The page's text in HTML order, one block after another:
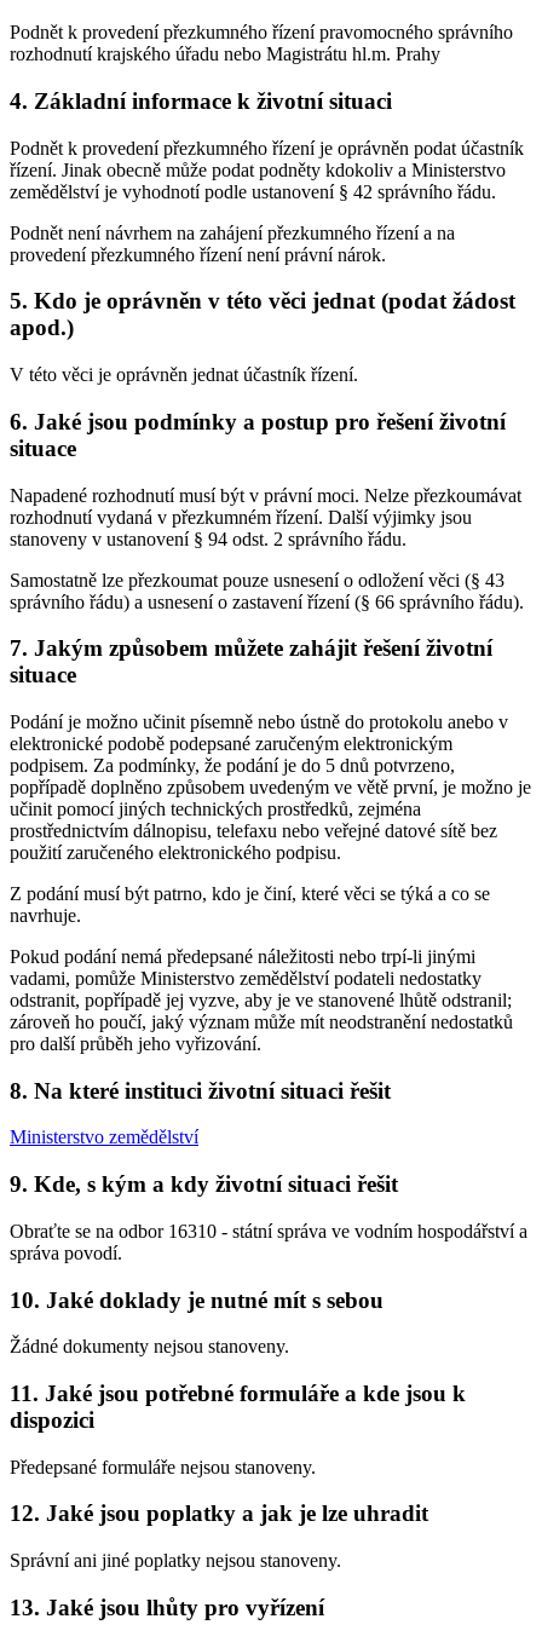
Podnět k provedení přezkumného řízení pravomocného správního
rozhodnutí krajského úřadu nebo Magistrátu hl.m. Prahy
4. Základní informace k životní situaci
Podnět k provedení přezkumného řízení je oprávněn podat účastník
řízení. Jinak obecně může podat podněty kdokoliv a Ministerstvo
zemědělství je vyhodnotí podle ustanovení § 42 správního řádu.
Podnět není návrhem na zahájení přezkumného řízení a na
provedení přezkumného řízení není právní nárok.
5. Kdo je oprávněn v této věci jednat (podat žádost
apod.)
V této věci je oprávněn jednat účastník řízení.
6. Jaké jsou podmínky a postup pro řešení životní
situace
Napadené rozhodnutí musí být v právní moci. Nelze přezkoumávat
rozhodnutí vydaná v přezkumném řízení. Další výjimky jsou
stanoveny v ustanovení § 94 odst. 2 správního řádu.
Samostatně lze přezkoumat pouze usnesení o odložení věci (§ 43
správního řádu) a usnesení o zastavení řízení (§ 66 správního řádu).
7. Jakým způsobem můžete zahájit řešení životní
situace
Podání je možno učinit písemně nebo ústně do protokolu anebo v
elektronické podobě podepsané zaručeným elektronickým
podpisem. Za podmínky, že podání je do 5 dnů potvrzeno,
popřípadě doplněno způsobem uvedeným ve větě první, je možno je
učinit pomocí jiných technických prostředků, zejména
prostřednictvím dálnopisu, telefaxu nebo veřejné datové sítě bez
použití zaručeného elektronického podpisu.
Z podání musí být patrno, kdo je činí, které věci se týká a co se
navrhuje.
Pokud podání nemá předepsané náležitosti nebo trpí-li jinými
vadami, pomůže Ministerstvo zemědělství podateli nedostatky
odstranit, popřípadě jej vyzve, aby je ve stanovené lhůtě odstranil;
zároveň ho poučí, jaký význam může mít neodstranění nedostatků
pro další průběh jeho vyřizování.
8. Na které instituci životní situaci řešit
Ministerstvo zemědělství
9. Kde, s kým a kdy životní situaci řešit
Obraťte se na odbor 16310 - státní správa ve vodním hospodářství a
správa povodí.
10. Jaké doklady je nutné mít s sebou
Žádné dokumenty nejsou stanoveny.
11. Jaké jsou potřebné formuláře a kde jsou k
dispozici
Předepsané formuláře nejsou stanoveny.
12. Jaké jsou poplatky a jak je lze uhradit
Správní ani jiné poplatky nejsou stanoveny.
13. Jaké jsou lhůty pro vyřízení